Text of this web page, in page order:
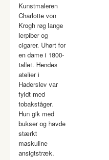
Kunstmaleren
Charlotte von
Krogh røg lange
lerpiber og
cigarer. Uhørt for
en dame i 1800-
tallet. Hendes
atelier i
Haderslev var
fyldt med
tobakståger.
Hun gik med
bukser og havde
stærkt
maskuline
ansigtstræk.